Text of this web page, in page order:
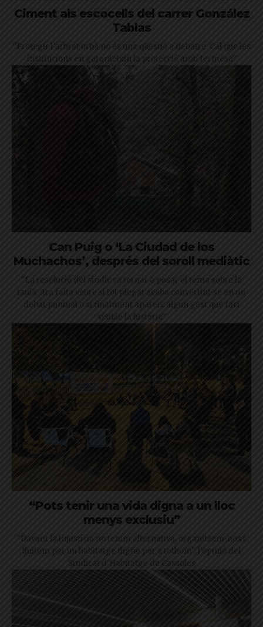
Ciment als escocells del carrer González
Tablas
"Protegir l’arbrat urbà no és una qüestió a debatre. Cal que les
institucions en garanteixin la protecció amb fermesa"
Can Puig o ‘La Ciudad de los
Muchachos’, després del soroll mediàtic
"La resolució del síndic va tornar a posar el tema sobre la
taula. Ara falta veure si tot plegat acaba convertint-se en un
debat puntual o si finalment apareix algun gest que faci
visible la història"
“Pots tenir una vida digna a un lloc
menys exclusiu”
"Davant la injustícia no tenim alternativa, organitzem-nos i
lluitem per un habitatge digne per a tothom": l'opinió del
Sindicat d'Habitatge de Cassoles